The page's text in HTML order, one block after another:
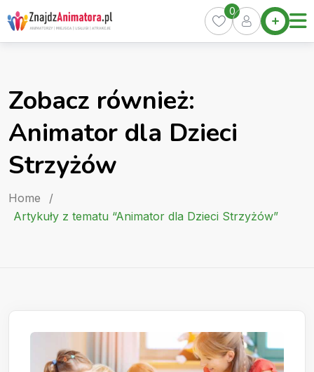
Skip
to
content
Home
Oferty
Kurs
0
Zobacz również:
Animator dla Dzieci
Strzyżów
Home
/
Artykuły z tematu “Animator dla Dzieci Strzyżów”